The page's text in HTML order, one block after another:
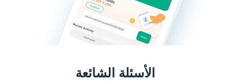
الأسئلة الشائعة